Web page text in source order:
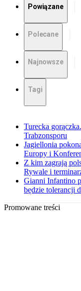
Powiązane
Polecane
Najnowsze
Tagi
Turecka
Trabzonsporu
Jagiellonia
Europy i
Z kim zagrają
Rywale i
Gianni Infantino
będzie tolerancji
Promowane treści